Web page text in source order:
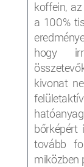
koffein,
a 100%
hogy
kivonat
bőrképért
tovább
miközben